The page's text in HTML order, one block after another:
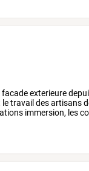
facadeexterieure
letravail desartisans
immersion, les